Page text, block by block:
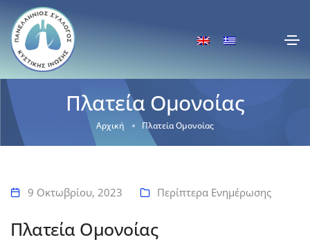
Πλατεία Ομονοίας
Αρχική Πλατεία Ομονοίας
9 Οκτωβρίου, 2023 Περίπτερα Ενημέρωσης
Πλατεία Ομονοίας